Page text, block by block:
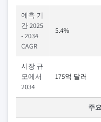
예측 기
간 2025
- 2034
CAGR
5.4%
시장 규
모에서
2034
175억 달러
주